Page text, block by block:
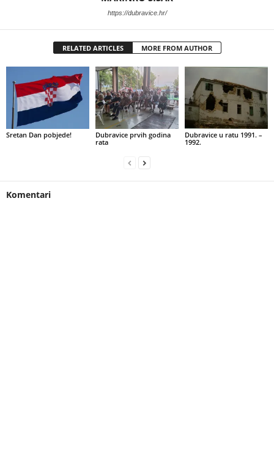
https://dubravice.hr/
RELATED ARTICLES MORE FROM AUTHOR
Sretan Dan pobjede!
Dubravice prvih godina
rata
Dubravice u ratu 1991. –
1992.
Komentari